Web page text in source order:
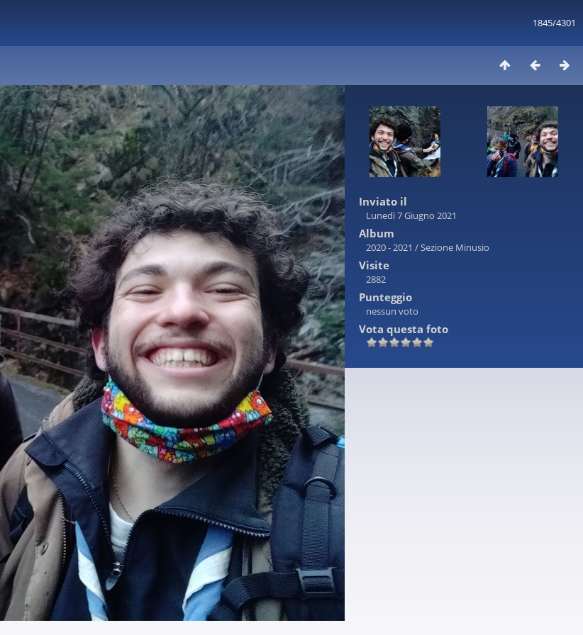
1845/4301
Inviato il
Lunedì 7 Giugno 2021
Album
2020 - 2021 /Sezione Minusio
Visite
2882
Punteggio
nessun voto
Vota questa foto